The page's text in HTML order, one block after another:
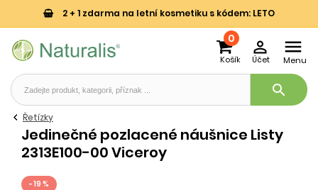
2 + 1 zdarma na letní kosmetiku s kódem: LETO

Menu

Účet
0
Košík
search
Řetízky
Jedinečné pozlacené náušnice Listy
2313E100-00 Viceroy
- 19 %